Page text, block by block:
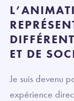
ET DE
Je suis devenu
expérience